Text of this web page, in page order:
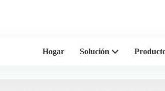
Hogar Solución